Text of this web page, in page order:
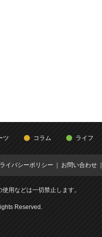
ツ コラム ライフ
イバシーポリシー お問い合わせ
用などは一切禁止します。
Reserved.